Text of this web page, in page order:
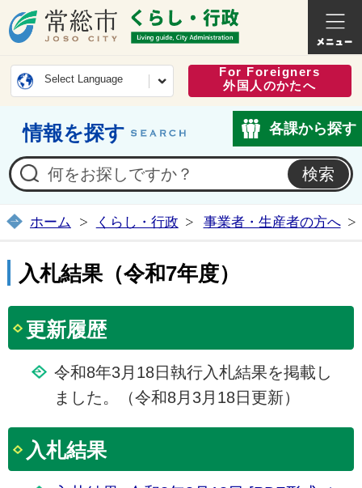
常総市公式ホームページ
くらし
Select Language
For Foreigners
外国人のかたへ
情報を探す 各課から探す
ホーム くらし・行政 事業者・生産者の方へ
入札結果（令和7年度）
更新履歴
令和8年3月18日執行入札結果を掲載し
ました。（令和8月3月18日更新）
入札結果